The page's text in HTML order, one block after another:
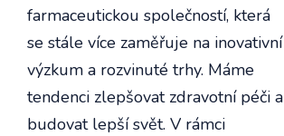
farmaceutickou společností, která
se stále více zaměřuje na inovativní
výzkum a rozvinuté trhy. Máme
tendenci zlepšovat zdravotní péči a
budovat lepší svět. V rámci